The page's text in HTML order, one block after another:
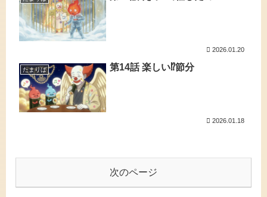
2026.01.20
たまりば 第14話 楽しい⁉節分
2026.01.18
次のページ